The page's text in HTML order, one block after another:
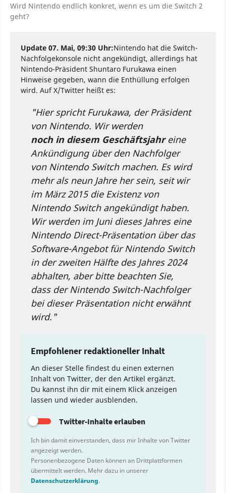
Wird Nintendo endlich konkret, wenn es um die Switch 2
geht?
Update 07. Mai, 09:30 Uhr:Nintendo hat die Switch-
Nachfolgekonsole nicht angekündigt, allerdings hat
Nintendo-Präsident Shuntaro Furukawa einen
Hinweise gegeben, wann die Enthüllung erfolgen
wird. Auf X/Twitter heißt es:
"Hier spricht Furukawa, der Präsident
von Nintendo. Wir werden
noch in diesem Geschäftsjahreine
Ankündigung über den Nachfolger
von Nintendo Switch machen. Es wird
mehr als neun Jahre her sein, seit wir
im März 2015 die Existenz von
Nintendo Switch angekündigt haben.
Wir werden im Juni dieses Jahres eine
Nintendo Direct-Präsentation über das
Software-Angebot für Nintendo Switch
in der zweiten Hälfte des Jahres 2024
abhalten, aber bitte beachten Sie,
dass der Nintendo Switch-Nachfolger
bei dieser Präsentation nicht erwähnt
wird."
Empfohlener redaktioneller Inhalt
An dieser Stelle findest du einen externen
Inhalt von Twitter, der den Artikel ergänzt.
Du kannst ihn dir mit einem Klick anzeigen
lassen und wieder ausblenden.
Twitter-Inhalte erlauben
Ich bin damit einverstanden, dass mir Inhalte von Twitter
angezeigt werden.
Personenbezogene Daten können an Drittplattformen
übermittelt werden. Mehr dazu in unserer
Datenschutzerklärung.